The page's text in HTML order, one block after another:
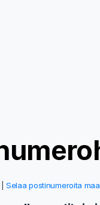
|Selaa postinumeroita